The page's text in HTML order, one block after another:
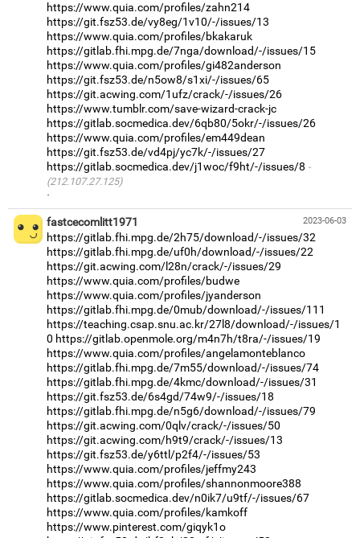
https://www.quia.com/profiles/zahn214
https://git.fsz53.de/vy8eg/1v10/-/issues/13
https://www.quia.com/profiles/bkakaruk
https://gitlab.fhi.mpg.de/7nga/download/-/issues/15
https://www.quia.com/profiles/gi482anderson
https://git.fsz53.de/n5ow8/s1xi/-/issues/65
https://git.acwing.com/1ufz/crack/-/issues/26
https://www.tumblr.com/save-wizard-crack-jc
https://gitlab.socmedica.dev/6qb80/5okr/-/issues/26
https://www.quia.com/profiles/em449dean
https://git.fsz53.de/vd4pj/yc7k/-/issues/27
https://gitlab.socmedica.dev/j1woc/f9ht/-/issues/8
(212.107.27.125)
·
2023-06-03
fastcecomlitt1971
https://gitlab.fhi.mpg.de/2h75/download/-/issues/32
https://gitlab.fhi.mpg.de/uf0h/download/-/issues/22
https://git.acwing.com/l28n/crack/-/issues/29
https://www.quia.com/profiles/budwe
https://www.quia.com/profiles/jyanderson
https://gitlab.fhi.mpg.de/0mub/download/-/issues/111
https://teaching.csap.snu.ac.kr/27l8/download/-/issues/1
0 https://gitlab.openmole.org/m4n7h/t8ra/-/issues/19
https://www.quia.com/profiles/angelamonteblanco
https://gitlab.fhi.mpg.de/7m55/download/-/issues/74
https://gitlab.fhi.mpg.de/4kmc/download/-/issues/31
https://git.fsz53.de/6s4gd/74w9/-/issues/18
https://gitlab.fhi.mpg.de/n5g6/download/-/issues/79
https://git.acwing.com/0qlv/crack/-/issues/50
https://git.acwing.com/h9t9/crack/-/issues/13
https://git.fsz53.de/y6ttl/p2f4/-/issues/53
https://www.quia.com/profiles/jeffmy243
https://www.quia.com/profiles/shannonmoore388
https://gitlab.socmedica.dev/n0ik7/u9tf/-/issues/67
https://www.quia.com/profiles/kamkoff
https://www.pinterest.com/giqyk1o